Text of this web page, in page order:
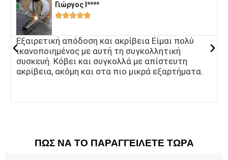
Γιώργος I****​

Εξαιρετική απόδοση και ακρίβεια Είμαι πολύ
ικανοποιημένος με αυτή τη συγκολλητική
συσκευή. Κόβει και συγκολλά με απίστευτη
ακρίβεια, ακόμη και στα πιο μικρά εξαρτήματα.
ΠΩΣ ΝΑ ΤΟ ΠΑΡΑΓΓΕΙΛΕΤΕ ΤΩΡΑ